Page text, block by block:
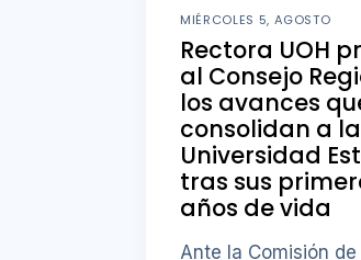
MIÉRCOLES 5, AGOSTO
Rectora UOH
al Consejo
los avances
consolidan a la
Universidad
tras sus
años de vida
Ante la Comisión de